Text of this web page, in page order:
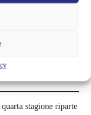
stagione riparte